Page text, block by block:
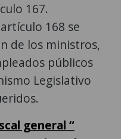
167.
168 se
de los ministros,
públicos
Legislativo
general “